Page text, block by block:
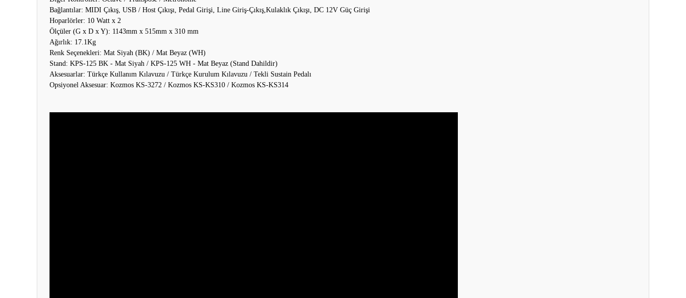
Bağlantılar: MIDI Çıkış, USB / Host Çıkışı, Pedal Girişi, Line Giriş-Çıkış,Kulaklık Çıkışı, DC 12V Güç Girişi
Hoparlörler: 10 Watt x 2
Ölçüler (G x D x Y): 1143mm x 515mm x 310 mm
Ağırlık: 17.1Kg
Renk Seçenekleri: Mat Siyah (BK) / Mat Beyaz (WH)
Stand: KPS-125 BK - Mat Siyah / KPS-125 WH - Mat Beyaz (Stand Dahildir)
Aksesuarlar: Türkçe Kullanım Kılavuzu / Türkçe Kurulum Kılavuzu / Tekli Sustain Pedalı
Opsiyonel Aksesuar: Kozmos KS-3272 / Kozmos KS-KS310 / Kozmos KS-KS314